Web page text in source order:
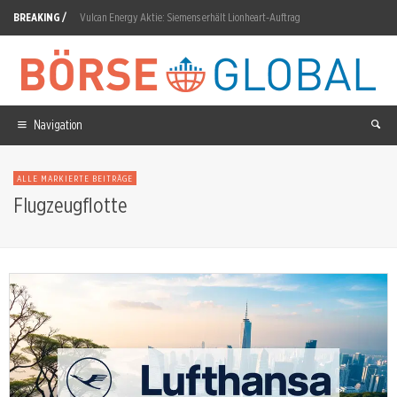
BREAKING / Vulcan Energy Aktie: Siemens erhält Lionheart-Auftrag
Microsoft Aktie: Sammelklage-Frist am 11. August
Aixtron Aktie: Q2-Auftragseingang springt 81 Prozent
Allianz Aktie: KI-Kosten bremsen Rekordquartal
AppLovin: 19-Prozent-Crash trotz Gewinnbeat
Green Bridge Metals Aktie: 4 Millionen Dollar verwässern Aktionäre
Navigation
ALLE MARKIERTE BEITRÄGE
Flugzeugflotte